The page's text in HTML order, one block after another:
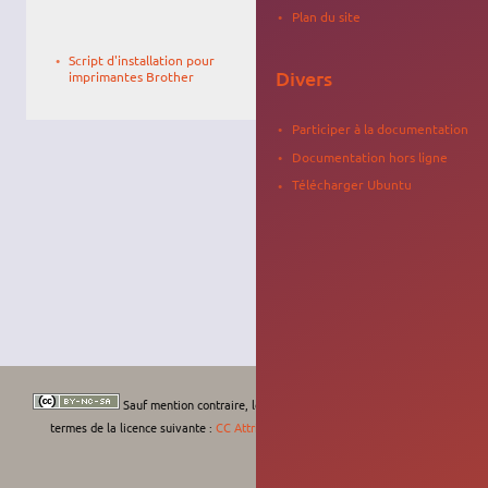
Script d'installation pour
imprimantes Brother
Sauf mention contraire, le contenu de ce wiki est placé sous les
termes de la licence suivante : CC Attribution-Noncommercial-Share Alike 4.0
Plan du site
Divers
Participer à la documentation
Documentation hors ligne
Télécharger Ubuntu